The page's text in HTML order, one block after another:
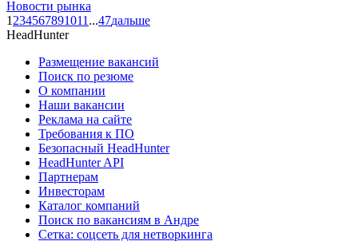
Новости рынка
1 234567891011 ...47дальше
HeadHunter
Размещение вакансий
Поиск по резюме
О компании
Наши вакансии
Реклама на сайте
Требования к ПО
Безопасный HeadHunter
HeadHunter API
Партнерам
Инвесторам
Каталог компаний
Поиск по вакансиям в Андре
Сетка: соцсеть для нетворкинга